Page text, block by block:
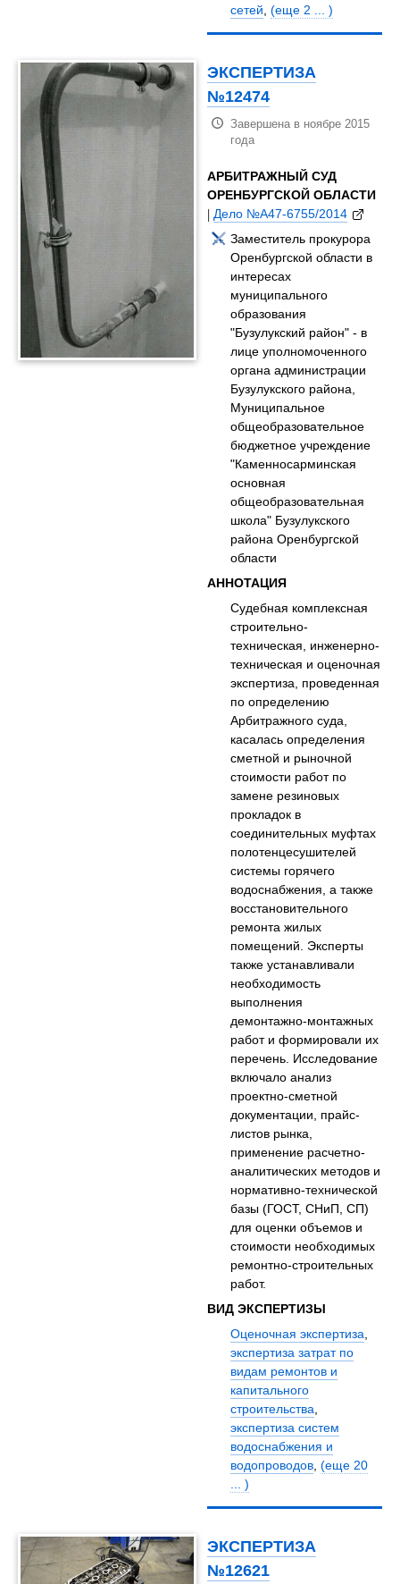
сетей,(еще 2 ... )
ЭКСПЕРТИЗА
№12474
Завершена в ноябре 2015
года
АРБИТРАЖНЫЙ СУД
ОРЕНБУРГСКОЙ ОБЛАСТИ
|Дело №А47-6755/2014
Заместитель прокурора
Оренбургской области в
интересах
муниципального
образования
"Бузулукский район" - в
лице уполномоченного
органа администрации
Бузулукского района,
Муниципальное
общеобразовательное
бюджетное учреждение
"Каменносарминская
основная
общеобразовательная
школа" Бузулукского
района Оренбургской
области
АННОТАЦИЯ
Судебная комплексная
строительно-
техническая, инженерно-
техническая и оценочная
экспертиза, проведенная
по определению
Арбитражного суда,
касалась определения
сметной и рыночной
стоимости работ по
замене резиновых
прокладок в
соединительных муфтах
полотенцесушителей
системы горячего
водоснабжения, а также
восстановительного
ремонта жилых
помещений. Эксперты
также устанавливали
необходимость
выполнения
демонтажно-монтажных
работ и формировали их
перечень. Исследование
включало анализ
проектно-сметной
документации, прайс-
листов рынка,
применение расчетно-
аналитических методов и
нормативно-технической
базы (ГОСТ, СНиП, СП)
для оценки объемов и
стоимости необходимых
ремонтно-строительных
работ.
ВИД ЭКСПЕРТИЗЫ
Оценочная экспертиза,
экспертиза затрат по
видам ремонтов и
капитального
строительства,
экспертиза систем
водоснабжения и
водопроводов,(еще 20
... )
ЭКСПЕРТИЗА
№12621